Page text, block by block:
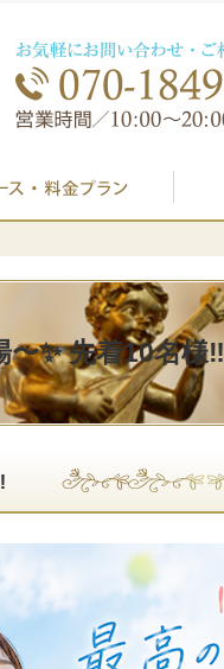
✨ 先着10名様‼️